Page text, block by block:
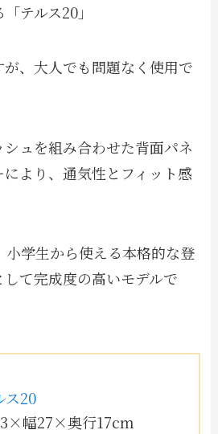
テルス20」
、大人でも問題なく使用で
ュを組み合わせた背面パネ
より、通気性とフィット感
学生から使える本格的な登
て完成度の高いモデルで
ス20
幅27×奥行17cm